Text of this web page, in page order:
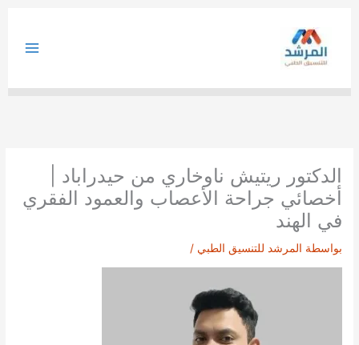
الدكتور ريتيش ناوخاري من حيدراباد |
أخصائي جراحة الأعصاب والعمود الفقري
في الهند
بواسطة المرشد للتنسيق الطبي/